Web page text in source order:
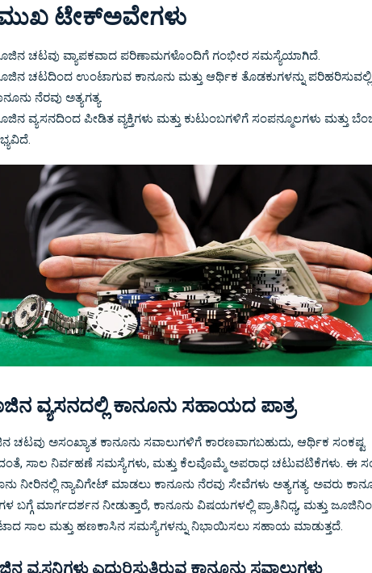
ಟೇಕ್ಅವೇಗಳು
ಚಟವು ವ್ಯಾಪಕವಾದ ಪರಿಣಾಮಗಳೊಂದಿಗೆ ಗಂಭೀರ ಸಮಸ್ಯೆಯಾಗಿದೆ.
ಚಟದಿಂದ ಉಂಟಾಗುವ ಕಾನೂನು ಮತ್ತು ಆರ್ಥಿಕ ತೊಡಕುಗಳನ್ನು ಪರಿಹರಿಸುವಲ್ಲಿ
ನೆರವು ಅತ್ಯಗತ್ಯ.
ವ್ಯಸನದಿಂದ ಪೀಡಿತ ವ್ಯಕ್ತಿಗಳು ಮತ್ತು ಕುಟುಂಬಗಳಿಗೆ ಸಂಪನ್ಮೂಲಗಳು ಮತ್ತು
ವ್ಯಸನದಲ್ಲಿ ಕಾನೂನು ಸಹಾಯದ ಪಾತ್ರ
ಚಟವು ಅಸಂಖ್ಯಾತ ಕಾನೂನು ಸವಾಲುಗಳಿಗೆ ಕಾರಣವಾಗಬಹುದು, ಆರ್ಥಿಕ ಸಂಕಷ್ಟ
ಸಾಲ ನಿರ್ವಹಣೆ ಸಮಸ್ಯೆಗಳು, ಮತ್ತು ಕೆಲವೊಮ್ಮೆ ಅಪರಾಧ ಚಟುವಟಿಕೆಗಳು. ಈ
ನೀರಿನಲ್ಲಿ ನ್ಯಾವಿಗೇಟ್ ಮಾಡಲು ಕಾನೂನು ನೆರವು ಸೇವೆಗಳು ಅತ್ಯಗತ್ಯ. ಅವರು
ಬಗ್ಗೆ ಮಾರ್ಗದರ್ಶನ ನೀಡುತ್ತಾರೆ, ಕಾನೂನು ವಿಷಯಗಳಲ್ಲಿ ಪ್ರಾತಿನಿಧ್ಯ, ಮತ್ತು
ಸಾಲ ಮತ್ತು ಹಣಕಾಸಿನ ಸಮಸ್ಯೆಗಳನ್ನು ನಿಭಾಯಿಸಲು ಸಹಾಯ ಮಾಡುತ್ತದೆ.
ವ್ಯಸನಿಗಳು ಎದುರಿಸುತ್ತಿರುವ ಕಾನೂನು ಸವಾಲುಗಳು